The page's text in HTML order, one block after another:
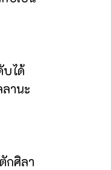
บได้
านะ
กศิลา